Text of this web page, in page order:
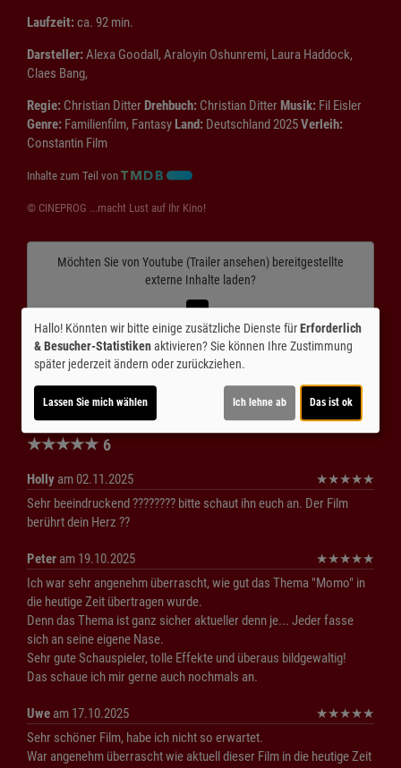
Laufzeit:ca. 92 min.
Darsteller:Alexa Goodall, Araloyin Oshunremi, Laura Haddock,
Claes Bang,
Regie: Christian Ditter Drehbuch: Christian Ditter Musik: Fil Eisler
Genre: Familienfilm, Fantasy Land: Deutschland 2025Verleih:
Constantin Film
Inhalte zum Teil von
© CINEPROG ...macht Lust auf Ihr Kino!
Möchten Sie von Youtube (Trailer ansehen) bereitgestellte
externe Inhalte laden?
Trailer 1 | Trailer-FSK: 6
Kommentare
★★★★★ 6
Holly am 02.11.2025 ★★★★★
Sehr beeindruckend ???????? bitte schaut ihn euch an. Der Film
berührt dein Herz ??
Peter am 19.10.2025 ★★★★★
Ich war sehr angenehm überrascht, wie gut das Thema "Momo" in
die heutige Zeit übertragen wurde.
Denn das Thema ist ganz sicher aktueller denn je... Jeder fasse
sich an seine eigene Nase.
Sehr gute Schauspieler, tolle Effekte und überaus bildgewaltig!
Das schaue ich mir gerne auch nochmals an.
Uwe am 17.10.2025 ★★★★★
Sehr schöner Film, habe ich nicht so erwartet.
War angenehm überrascht wie aktuell dieser Film in die heutige Zeit
Hallo! Könnten wir bitte einige zusätzliche Dienste fürErforderlich
& Besucher-Statistikenaktivieren? Sie können Ihre Zustimmung
später jederzeit ändern oder zurückziehen.
Lassen Sie mich wählen Ich lehne ab Das ist ok